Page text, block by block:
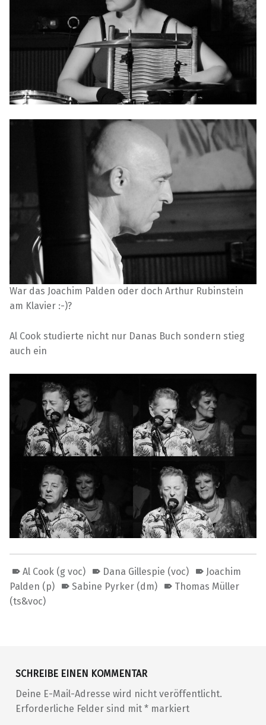
War das Joachim Palden oder doch Arthur Rubinstein
am Klavier :-)?
Al Cook studierte nicht nur Danas Buch sondern stieg
auch ein
Al Cook (g voc) Dana Gillespie (voc)
Joachim
Palden (p)
Sabine Pyrker (dm)
Thomas Müller
(ts&voc)
SCHREIBE EINEN KOMMENTAR
Deine E-Mail-Adresse wird nicht veröffentlicht.
Erforderliche Felder sind mit *markiert